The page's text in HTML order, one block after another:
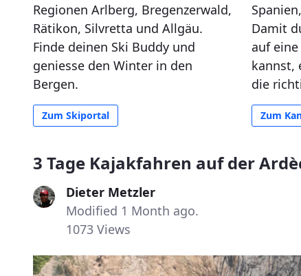
Regionen Arlberg, Bregenzerwald,
Rätikon, Silvretta und Allgäu.
Finde deinen Ski Buddy und
geniesse den Winter in den
Bergen.
Zum Skiportal
Damit
auf
kannst,
die
Zum
3 Tage Kajakfahren auf der
Dieter Metzler
Modified 1 Month ago.
1073 Views